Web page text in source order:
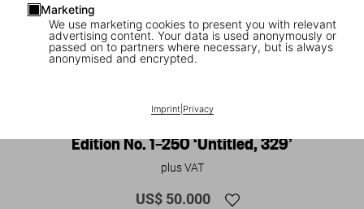
Marketing
We use marketing cookies to present you with relevant
advertising content. Your data is used anonymously or
passed on to partners where necessary, but is always
anonymised and encrypted.
Imprint| Privacy
1/20
David Hockney. A Bigger Book. Art
Edition No. 1–250 ‘Untitled, 329’
plus VAT
US$ 50.000